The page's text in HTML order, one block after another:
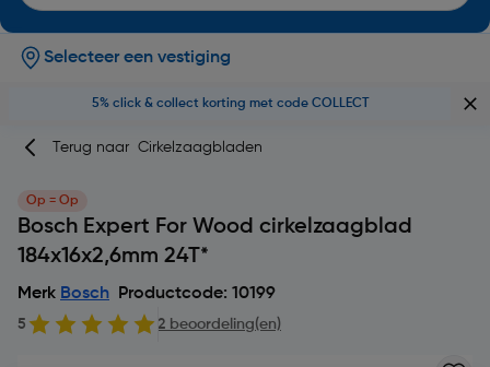
Selecteer een vestiging
5% click & collect korting met code COLLECT
Terug naar Cirkelzaagbladen
Op = Op
Bosch Expert For Wood cirkelzaagblad
184x16x2,6mm 24T*
Merk Bosch Productcode: 10199
5 2 beoordeling(en)